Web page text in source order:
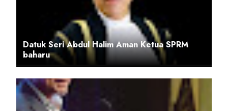
Datuk Seri Abdul Halim Aman Ketua SPRM
baharu